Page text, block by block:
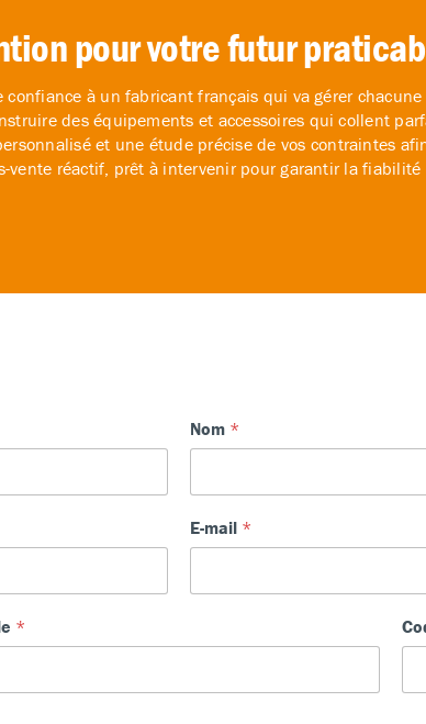
pour votre futur
à un fabricant français qui va gérer
des équipements et accessoires qui collent
et une étude précise de vos contraintes
vente réactif, prêt à intervenir pour garantir la
Nom *
E-mail *
*